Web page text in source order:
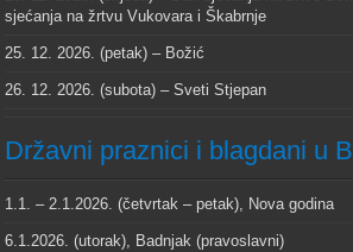
sjećanja na žrtvu Vukovara i Škabrnje
25. 12. 2026. (petak) – Božić
26. 12. 2026. (subota) – Sveti Stjepan
Državni praznici i blagdani u
1.1. – 2.1.2026. (četvrtak – petak), Nova godina
6.1.2026. (utorak), Badnjak (pravoslavni)